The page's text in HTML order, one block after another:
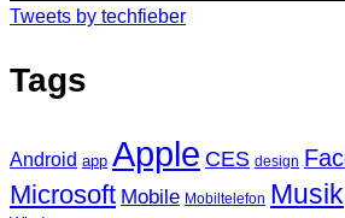
Tweets by techfieber
Tags
Android app Apple CES design
Microsoft Mobile Mobiltelefon Musik